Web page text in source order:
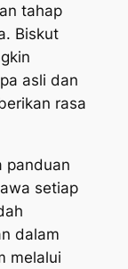
tahap
Biskut
asli dan
rasa
panduan
setiap
dalam
melalui